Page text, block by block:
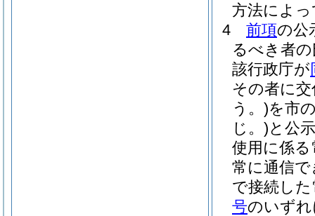
方法によ
4
前項の公
るべき者
該行政庁が
その者に
う。)を市
じ。)と公
使用に係
常に通信
で接続し
号のいず